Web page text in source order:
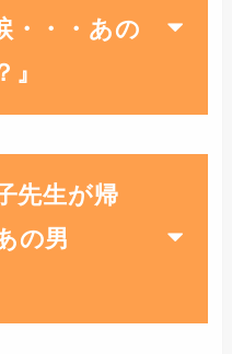
・・・あの
先生が帰
の男